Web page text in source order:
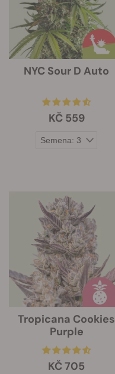
NYC Sour D Auto
KČ 559
Tropicana Cookies
Purple
KČ 705